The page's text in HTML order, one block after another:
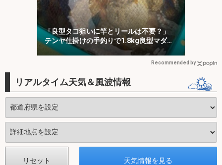
「良型タコ狙いに竿とリールは不要？」
テンヤ仕掛けの手釣りで1.8kg良型マダ
コ！【川崎丸・東京湾】
Recommended by
リアルタイム天気＆風波情報